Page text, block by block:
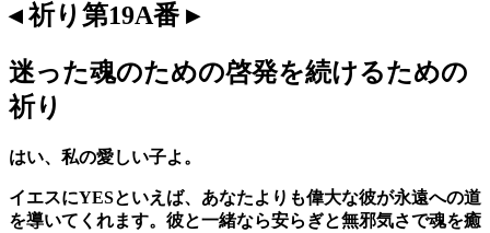
◂ 祈り第19A番 ▸
迷った魂のための啓発を続けるための
祈り
はい、私の愛しい子よ。
イエスにYESといえば、あなたよりも偉大な彼が永遠への道
を導いてくれます。彼と一緒なら安らぎと無邪気さで魂を癒